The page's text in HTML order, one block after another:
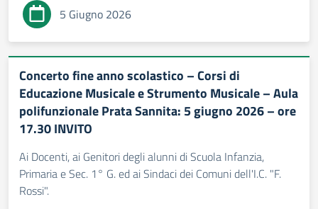
5 Giugno 2026
Concerto fine anno scolastico – Corsi di
Educazione Musicale e Strumento Musicale – Aula
polifunzionale Prata Sannita: 5 giugno 2026 – ore
17.30 INVITO
Ai Docenti, ai Genitori degli alunni di Scuola Infanzia,
Primaria e Sec. 1° G. ed ai Sindaci dei Comuni dell'I.C. "F.
Rossi".